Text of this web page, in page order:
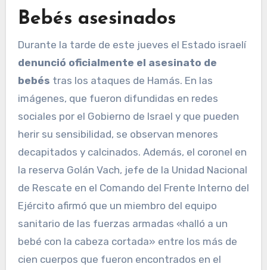
Bebés asesinados
Durante la tarde de este jueves el Estado israelí
denunció oficialmente el asesinato de
bebés tras los ataques de Hamás. En las
imágenes, que fueron difundidas en redes
sociales por el Gobierno de Israel y que pueden
herir su sensibilidad, se observan menores
decapitados y calcinados. Además, el coronel en
la reserva Golán Vach, jefe de la Unidad Nacional
de Rescate en el Comando del Frente Interno del
Ejército afirmó que un miembro del equipo
sanitario de las fuerzas armadas «halló a un
bebé con la cabeza cortada» entre los más de
cien cuerpos que fueron encontrados en el